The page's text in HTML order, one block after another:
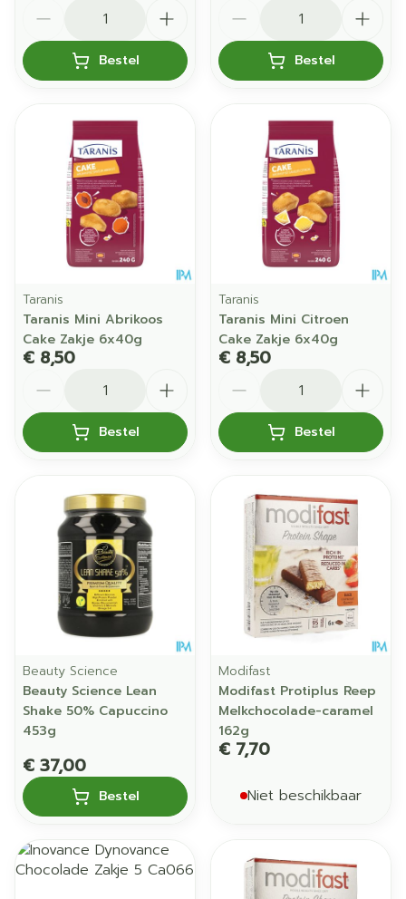
Bestel Bestel
Taranis
Taranis Mini Abrikoos
Cake Zakje 6x40g
€ 8,50
Bestel
Taranis
Taranis Mini Citroen
Cake Zakje 6x40g
€ 8,50
Bestel
Beauty Science
Beauty Science Lean
Shake 50% Capuccino
453g
€ 37,00
Bestel
Modifast
Modifast Protiplus Reep
Melkchocolade-caramel
162g
€ 7,70
Niet beschikbaar